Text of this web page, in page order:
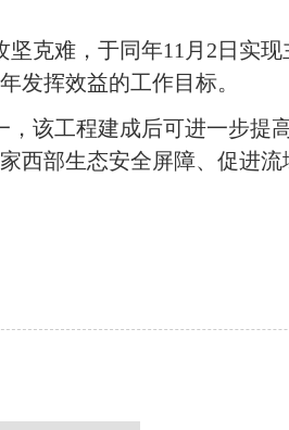
克难，于同年11月2日实
发挥效益的工作目标。
该工程建成后可进一步提
西部生态安全屏障、促进